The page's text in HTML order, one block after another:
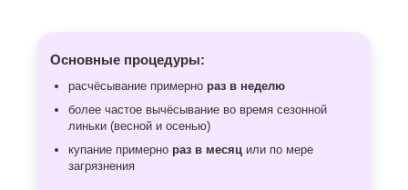
Основные процедуры:
расчёсывание примерно раз в неделю
более частое вычёсывание во время сезонной
линьки (весной и осенью)
купание примерно раз в месяц или по мере
загрязнения